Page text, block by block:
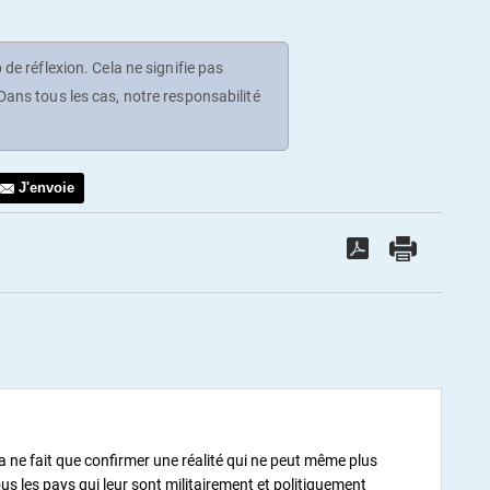
réflexion. Cela ne signifie pas
tous les cas, notre responsabilité
J'envoie
ne fait que confirmer une réalité qui ne peut même plus
les pays qui leur sont militairement et politiquement